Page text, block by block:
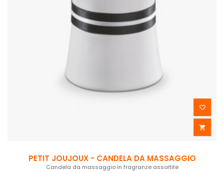


PETIT JOUJOUX - CANDELA DA MASSAGGIO
Candela da massaggio in fragranze assortite